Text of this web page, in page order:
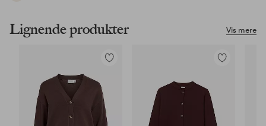
Vis mere
Lignende produkter
Tilføj
favoritter
Tilføj